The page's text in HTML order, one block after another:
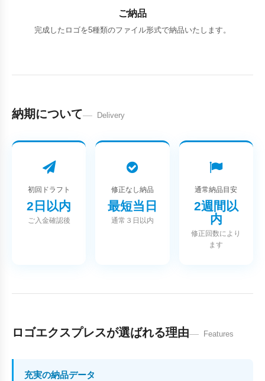
ご納品
完成したロゴを5種類のファイル形式で納品いたします。
納期について Delivery
初回ドラフト
2日以内
ご入金確認後
修正なし納品
最短当日
通常３日以内
通常納品目安
2週間以
内
修正回数により
ます
ロゴエクスプレスが選ばれる理由 Features
充実の納品データ